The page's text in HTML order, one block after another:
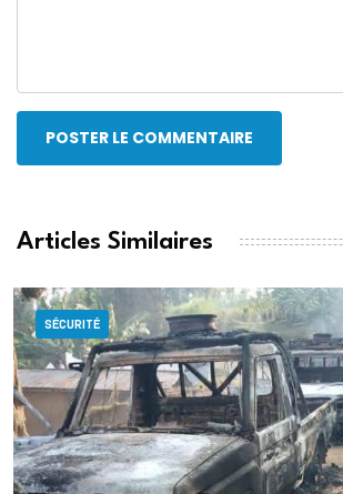
POSTER LE COMMENTAIRE
Articles Similaires
SÉCURITÉ